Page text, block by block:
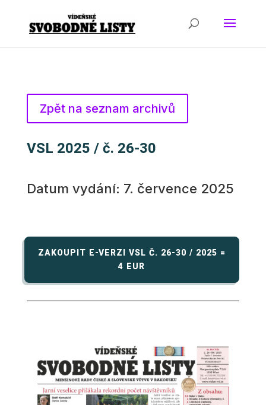
Zpět na seznam archivů
VSL 2025 / č. 26-30
Datum vydání: 7. července 2025
ZAKOUPIT E-VERZI VSL Č. 26-30 / 2025 =
4 EUR